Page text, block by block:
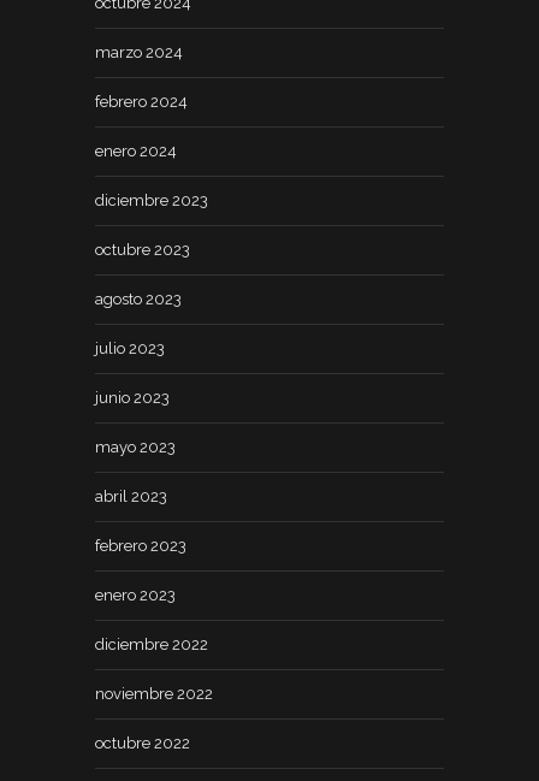
marzo 2024
febrero 2024
enero 2024
diciembre 2023
octubre 2023
agosto 2023
julio 2023
junio 2023
mayo 2023
abril 2023
febrero 2023
enero 2023
diciembre 2022
noviembre 2022
octubre 2022